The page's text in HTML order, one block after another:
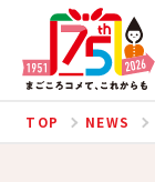
TOP NEWS